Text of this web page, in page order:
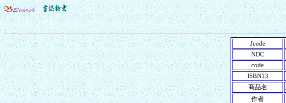
Jcode
NDC
code
ISBN13
商品名
作者